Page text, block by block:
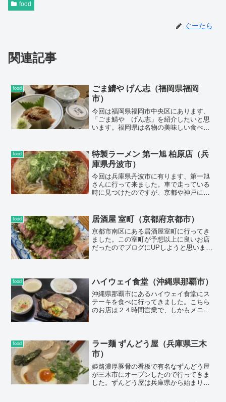
food
ぐーたら
関連記事
food
ごま鯖や げん志（福岡県福岡
市）
今回は福岡県福岡市中央区にあります、
「ごま鯖や げん志」を紹介したいと思
います。福岡県は名物の美味しい食べ物
美味しいごま鯖が食べたくて色々調べた
所、こちらのげん志さんがヒットしまし
た(*'ω'*)
food
特製ラーメン 第一旭 柏原店（兵
庫県丹波市）
今回は兵庫県丹波市に有ります、第一旭
さんに行って来ました。車で走っている
時に見つけたのですが、京都や神戸にあ
なったので入ってみました。今回私はタ
ーローという商品を頼みました。（もち
ろん大盛り）ターローはノーマルのラー
メンに秘伝のタレで絡めた厚切りバラ肉
が入った商品の様です。
food 居酒屋 室町（京都府京都市）
京都市南区にある居酒屋室町に行ってき
ました。この室町が予想以上に良いお店
だったのでブログにUPしようと思いまし
に気に入りました。
food ハイウェイ食堂（沖縄県那覇市）
沖縄県那覇市にあるハイウェイ食堂にス
テーキを食べに行ってきました。こちら
のお店は２４時間営業で、しかもメニュ
ストの味わい深いお店です。
food
ラー麺 ずんどう屋（兵庫県三木
市）
姫路濃厚豚骨の看板で有名なずんどう屋
が三木市にオープンしたので行ってきま
した。ずんどう屋は兵庫県から始まり今